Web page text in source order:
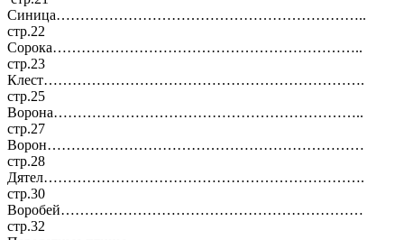
Синица………………………………………………………..
стр.22
Сорока………………………………………………………..
стр.23
Клест………………………………………………………….
стр.25
Ворона………………………………………………………..
стр.27
Ворон…………………………………………………………
стр.28
Дятел………………………………………………………….
стр.30
Воробей………………………………………………………
стр.32